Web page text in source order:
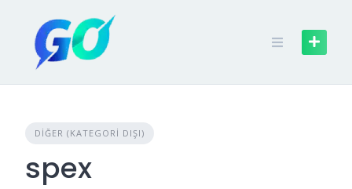
DIĞER (KATEGORI DIŞI)
spex